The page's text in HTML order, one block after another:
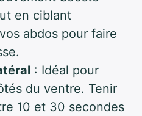
en ciblant
abdos pour faire
: Idéal pour
du ventre. Tenir
10 et 30 secondes